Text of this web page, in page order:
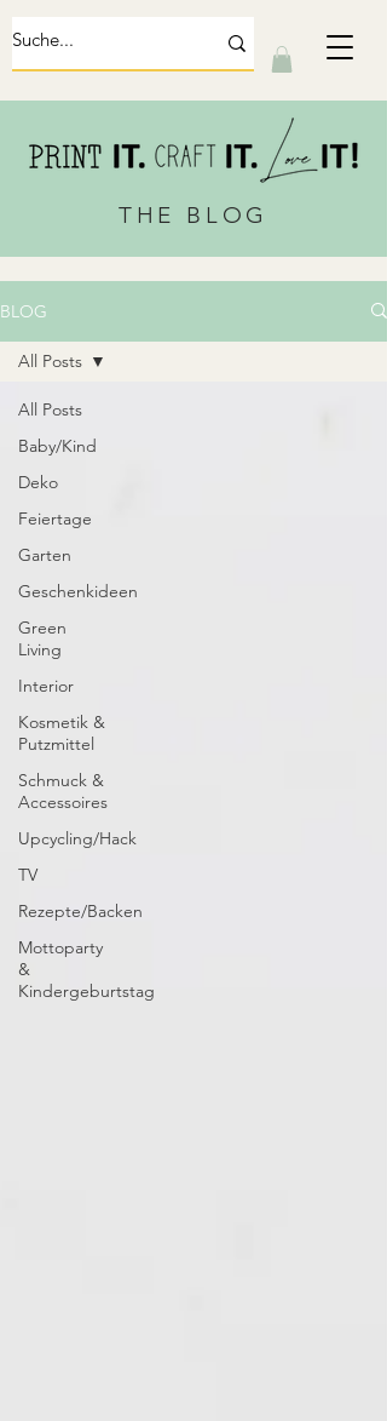
THE BLOG
BLOG
All Posts
Baby/Kind
Deko
Feiertage
Garten
Geschenkideen
Green
Living
Interior
Kosmetik &
Putzmittel
Schmuck &
Accessoires
Upcycling/Hack
TV
Rezepte/Backen
Mottoparty
&
Kindergeburtstag
All Posts